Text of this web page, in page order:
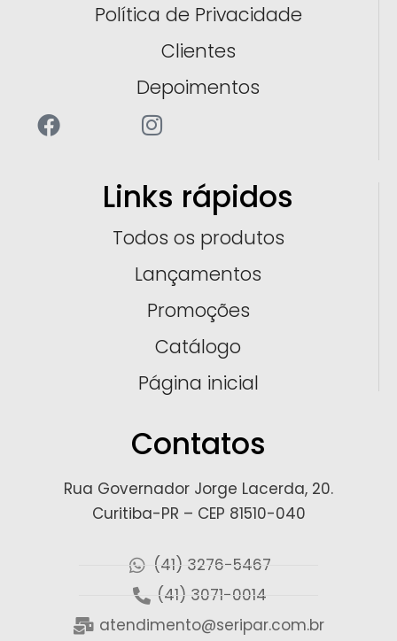
Política de Privacidade
Clientes
Depoimentos
Links rápidos
Todos os produtos
Lançamentos
Promoções
Catálogo
Página inicial
Contatos
Rua Governador Jorge Lacerda, 20.
Curitiba-PR – CEP 81510-040
(41) 3276-5467
(41) 3071-0014
atendimento@seripar.com.br